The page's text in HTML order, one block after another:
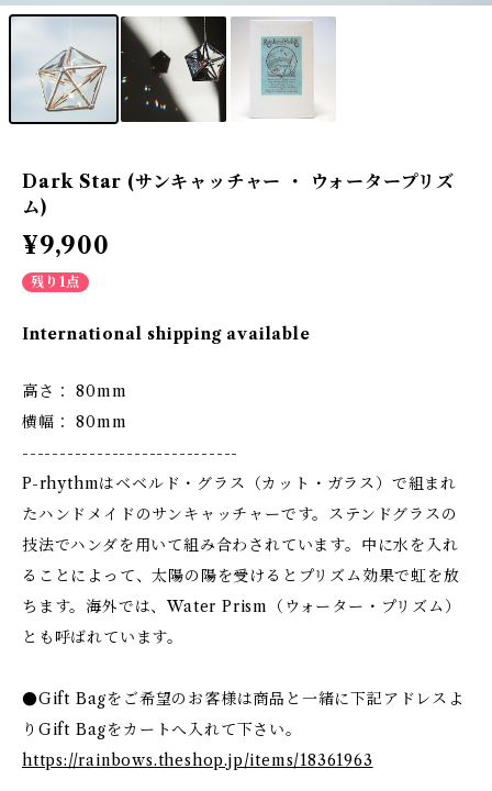
Dark Star (サンキャッチャー ・ ウォータープリズ
ム)
¥9,900
残り1点
International shipping available
高さ： 80mm
横幅： 80mm
-----------------------------
P-rhythmはベベルド・グラス（カット・ガラス）で組まれ
たハンドメイドのサンキャッチャーです。ステンドグラスの
技法でハンダを用いて組み合わされています。中に水を入れ
ることによって、太陽の陽を受けるとプリズム効果で虹を放
ちます。海外では、Water Prism（ウォーター・プリズム）
とも呼ばれています。
●Gift Bagをご希望のお客様は商品と一緒に下記アドレスよ
りGift Bagをカートへ入れて下さい。
https://rainbows.theshop.jp/items/18361963